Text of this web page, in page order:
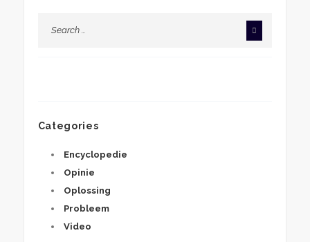
Categories
Encyclopedie
Opinie
Oplossing
Probleem
Video